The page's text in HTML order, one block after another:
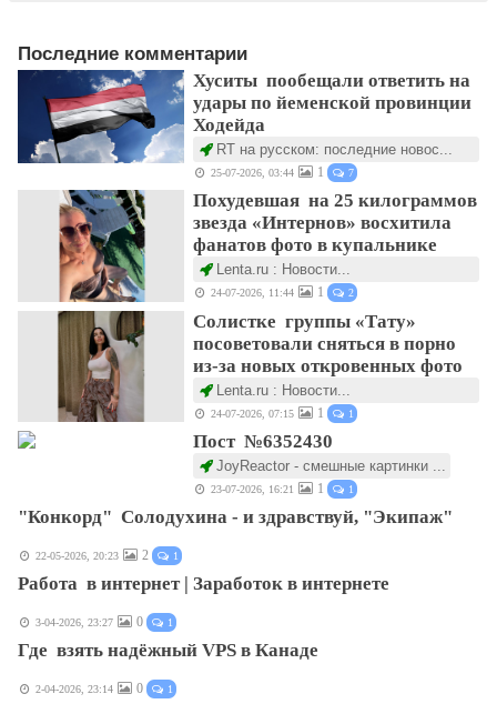
Последние комментарии
Хуситы пообещали ответить на
удары по йеменской провинции
Ходейда
RT на русском: последние новос...
25-07-2026, 03:44 1 7
Похудевшая на 25 килограммов
звезда «Интернов» восхитила
фанатов фото в купальнике
Lenta.ru : Новости...
24-07-2026, 11:44 1 2
Солистке группы «Тату»
посоветовали сняться в порно
из-за новых откровенных фото
Lenta.ru : Новости...
24-07-2026, 07:15 1 1
Пост №6352430
JoyReactor - смешные картинки ...
23-07-2026, 16:21 1 1
"Конкорд" Солодухина - и здравствуй, "Экипаж"
22-05-2026, 20:23 2 1
Работа в интернет | Заработок в интернете
3-04-2026, 23:27 0 1
Где взять надёжный VPS в Канаде
2-04-2026, 23:14 0 1